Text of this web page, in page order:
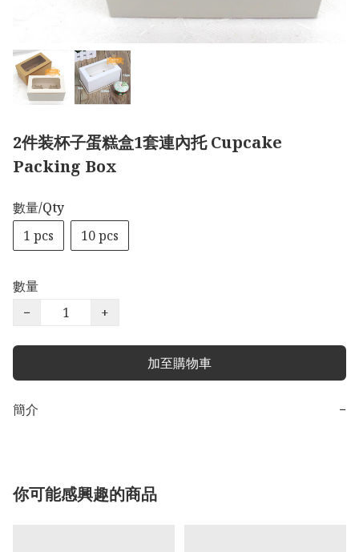
2件装杯子蛋糕盒1套連內托 Cupcake
Packing Box
數量/Qty
1 pcs
10 pcs
數量
−
+
加至購物車
簡介 −
你可能感興趣的商品